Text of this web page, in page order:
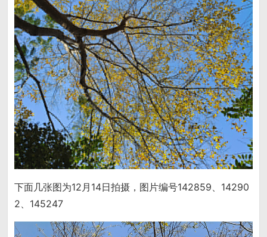
下面几张图为12月14日拍摄，图片编号142859、14290
2、145247